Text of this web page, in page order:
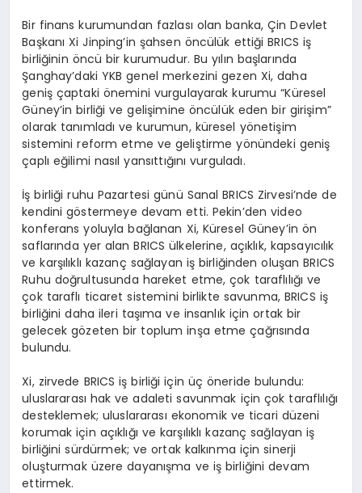
Bir finans kurumundan fazlası olan banka, Çin Devlet
Başkanı Xi Jinping’in şahsen öncülük ettiği BRICS iş
birliğinin öncü bir kurumudur. Bu yılın başlarında
Şanghay’daki YKB genel merkezini gezen Xi, daha
geniş çaptaki önemini vurgulayarak kurumu “Küresel
Güney’in birliği ve gelişimine öncülük eden bir girişim”
olarak tanımladı ve kurumun, küresel yönetişim
sistemini reform etme ve geliştirme yönündeki geniş
çaplı eğilimi nasıl yansıttığını vurguladı.
İş birliği ruhu Pazartesi günü Sanal BRICS Zirvesi’nde de
kendini göstermeye devam etti. Pekin’den video
konferans yoluyla bağlanan Xi, Küresel Güney’in ön
saflarında yer alan BRICS ülkelerine, açıklık, kapsayıcılık
ve karşılıklı kazanç sağlayan iş birliğinden oluşan BRICS
Ruhu doğrultusunda hareket etme, çok taraflılığı ve
çok taraflı ticaret sistemini birlikte savunma, BRICS iş
birliğini daha ileri taşıma ve insanlık için ortak bir
gelecek gözeten bir toplum inşa etme çağrısında
bulundu.
Xi, zirvede BRICS iş birliği için üç öneride bulundu:
uluslararası hak ve adaleti savunmak için çok taraflılığı
desteklemek; uluslararası ekonomik ve ticari düzeni
korumak için açıklığı ve karşılıklı kazanç sağlayan iş
birliğini sürdürmek; ve ortak kalkınma için sinerji
oluşturmak üzere dayanışma ve iş birliğini devam
ettirmek.